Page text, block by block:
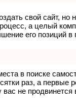
свой сайт, но
а целый
его позиций в
в поиске
раз, а первые
не